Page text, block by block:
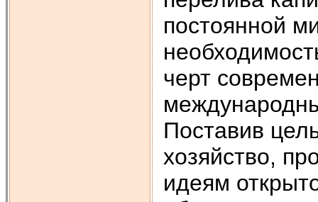
постоянной
черт
Поставив
хозяйство,
идеям